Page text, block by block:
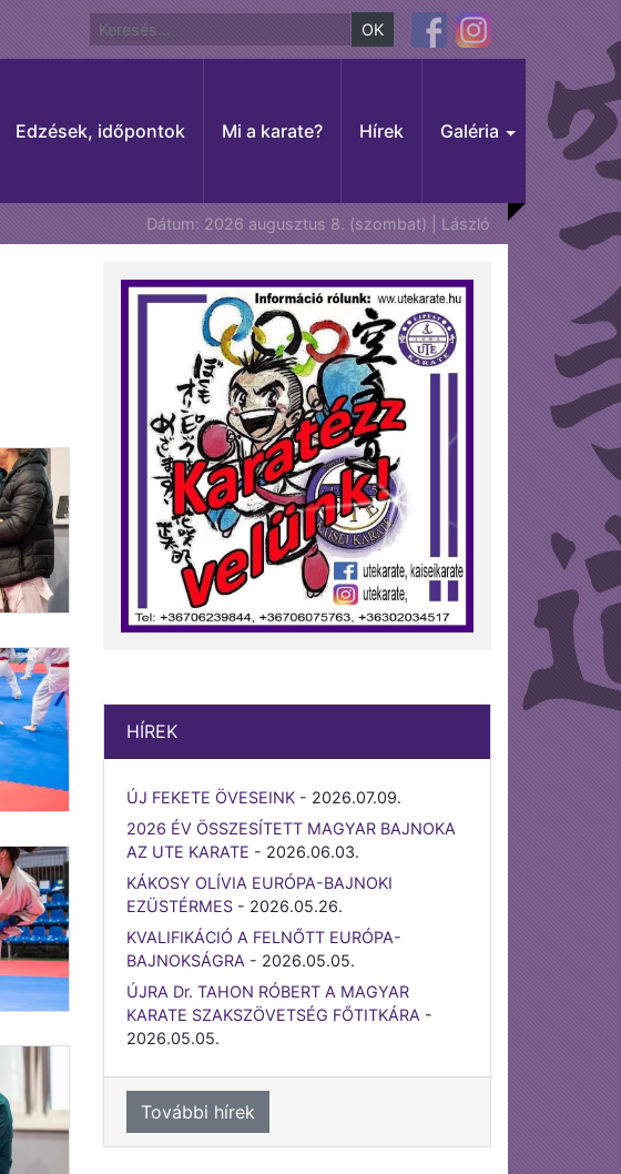
OK
Edzések, időpontok Mi a karate? Hírek Galéria
Dátum: 2026 augusztus 8. (szombat) | László
HÍREK
ÚJ FEKETE ÖVESEINK - 2026.07.09.
2026 ÉV ÖSSZESÍTETT MAGYAR BAJNOKA
AZ UTE KARATE - 2026.06.03.
KÁKOSY OLÍVIA EURÓPA-BAJNOKI
EZÜSTÉRMES - 2026.05.26.
KVALIFIKÁCIÓ A FELNŐTT EURÓPA-
BAJNOKSÁGRA - 2026.05.05.
ÚJRA Dr. TAHON RÓBERT A MAGYAR
KARATE SZAKSZÖVETSÉG FŐTITKÁRA -
2026.05.05.
További hírek